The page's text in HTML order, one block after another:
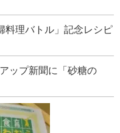
料理バトル」記念レシピ
ップ新聞に「砂糖の